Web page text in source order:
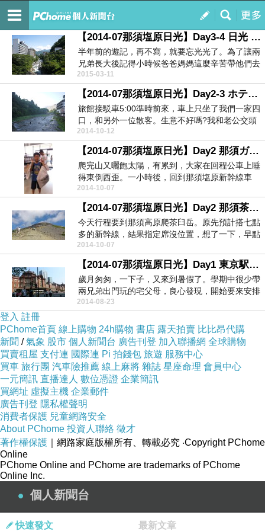
我的
訂閱
出發，Let’s Go
【2014-07那須塩原日光】Day3-4 日光 鬼怒川溫泉 上野
半年前的遊記，再不寫，就要忘光光了。為了讓兩
兄弟長大後記得小時候爸爸媽媽這麼辛苦帶他們去
玩，還是要努...
2015-03-11
【2014-07那須塩原日光】Day2-3 ホテルニュー塩原 & 塩原溪谷
旅館接駁車5:00準時前來，車上只坐了我們一家四
口，和另外一位散客。生意不好嗎?我和老公交頭
接耳討論...
2014-10-12
【2014-07那須塩原日光】Day2 那須ガーデンアウトレット(Gareden Outlet)
爬完山又曬飽太陽，有累到，大家在回程公車上睡
得東倒西歪。一小時後，回到那須塩原新幹線車
站，接下來要去...
2014-10-07
【2014-07那須塩原日光】Day2 那須茶臼岳
今天行程要到那須高原爬茶臼岳。原先預計搭七點
多的新幹線，結果指定席沒位置，想了一下，早點
出發好了。一...
2014-10-07
【2014-07那須塩原日光】Day1 東京駅周邊
歲月匆匆，一下子，又來到暑假了。學期中很少帶
兩兄弟出門玩的宅父母，良心發現，開始要來安排
家庭旅行了。...
2014-08-23
登入 註冊
PChome首頁 線上購物 24h購物 書店 露天拍賣 比比昂代購
新聞 /氣象 股市 個人新聞台 廣告刊登 加入聯播網 全球購物
買賣租屋 支付連 國際連 Pi 拍錢包 旅遊 服務中心
買車 旅行團 汽車險推薦 線上麻將 雜誌 星座命理 會員中心
一元簡訊 直播達人 數位憑證 企業簡訊
買網址 虛擬主機 企業郵件
廣告刊登 隱私權聲明
消費者保護 兒童網路安全
About PChome 投資人聯絡 徵才
著作權保護 ｜網路家庭版權所有、轉載必究 ‧Copyright PChome
Online
PChome Online and PChome are trademarks of PChome
Online Inc.
個人新聞台
快速發文 最新文章